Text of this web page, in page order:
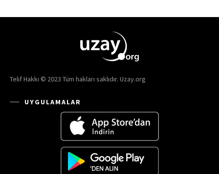
Telif Hakkı © 2023 Tüm hakları saklıdır. Uzay.org
UYGULAMALAR